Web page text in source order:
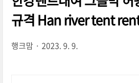
규격 Han river tent
행크맘 2023. 9. 9.